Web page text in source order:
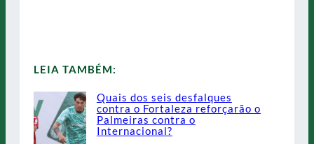
LEIA TAMBÉM:
Quais dos seis desfalques
contra o Fortaleza reforçarão o
Palmeiras contra o
Internacional?